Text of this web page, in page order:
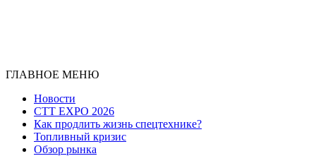
ГЛАВНОЕ МЕНЮ
Новости
CTT EXPO 2026
Как продлить жизнь спецтехнике?
Топливный кризис
Обзор рынка